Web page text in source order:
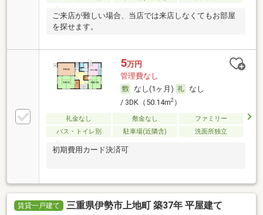
ご来店が難しい場合、当店では来店しなくてもお部屋
を探せます。
5万円
管理費なし
なし(1ヶ月)
なし
/ 3DK（50.14m2）
礼金なし 敷金なし
ファミリー
バス・トイレ別
駐車場(近隣含) 洗面所独立
初期費用カード決済可
賃貸一戸建て 三重県伊勢市上地町 築37年 平屋建て